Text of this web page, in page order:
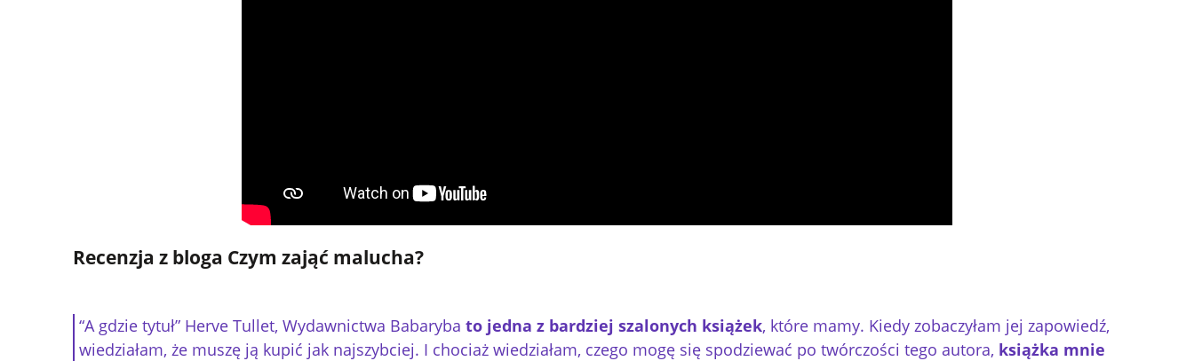
Recenzja z bloga Czym zająć malucha?
“A gdzie tytuł” Herve Tullet, Wydawnictwa Babaryba to jedna z bardziej szalonych książek, które mamy. Kiedy zobaczyłam jej zapowiedź,
wiedziałam, że muszę ją kupić jak najszybciej. I chociaż wiedziałam, czego mogę się spodziewać po twórczości tego autora, książka mnie